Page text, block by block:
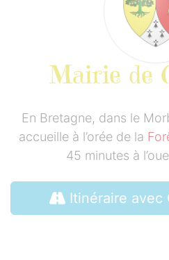
Mairie de
En Bretagne, dans le
accueille à l’orée de la
45 minutes à
Itinéraire avec